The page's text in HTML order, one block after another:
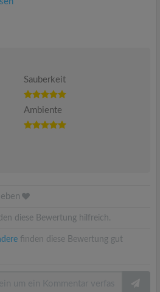
Sauberkeit
Ambiente
diese Bewertung hilfreich.
finden diese Bewertung gut